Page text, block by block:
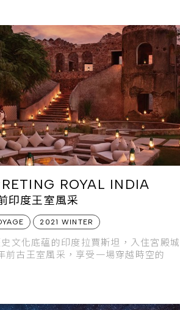
ROYAL INDIA
印度王室風采
2021 WINTER
文化底蘊的印度拉賈斯坦，入住宮殿城
前古王室風采，享受一場穿越時空的